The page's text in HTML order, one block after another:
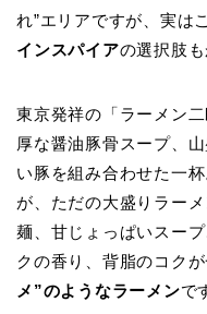
れ”エリアですが、実は
インスパイアの選択肢
東京発祥の「ラーメン
厚な醤油豚骨スープ、
い豚を組み合わせた一
が、ただの大盛りラー
麺、甘じょっぱいスー
クの香り、背脂のコクが
メ”のようなラーメンで